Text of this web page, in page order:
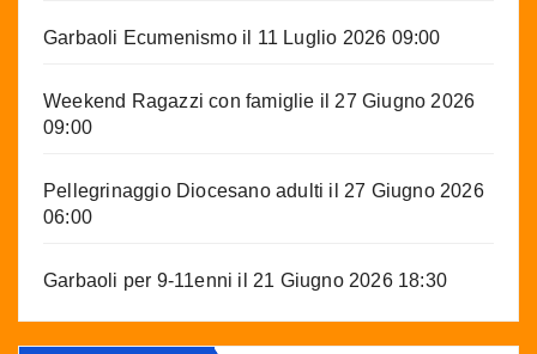
Garbaoli Ecumenismoil 11 Luglio 2026 09:00
Weekend Ragazzi con famiglie il 27 Giugno 2026
09:00
Pellegrinaggio Diocesano adulti il 27 Giugno 2026
06:00
Garbaoli per 9-11enni il 21 Giugno 2026 18:30